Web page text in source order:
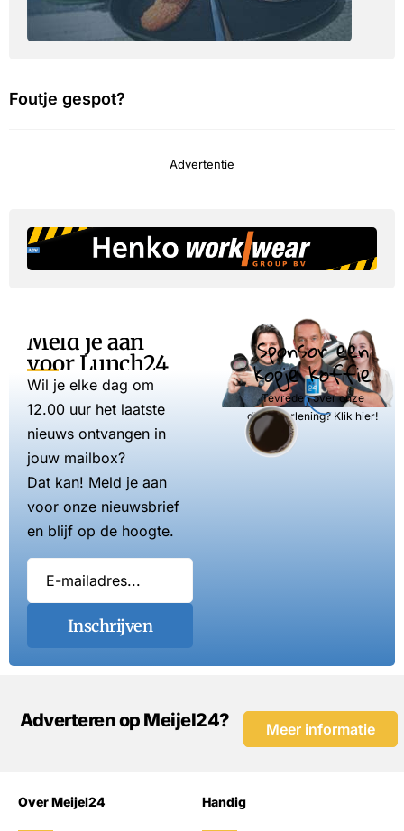
Foutje gespot?
Advertentie
Meld je aan
voor Lunch24
Wil je elke dag om
12.00 uur het laatste
nieuws ontvangen in
jouw mailbox?
Dat kan! Meld je aan
voor onze nieuwsbrief
en blijf op de hoogte.
Inschrijven
Sponsor een
kopje koffie
Tevreden over onze
dienstverlening? Klik hier!
Adverteren op Meijel24? Meer informatie
Over Meijel24 Handig